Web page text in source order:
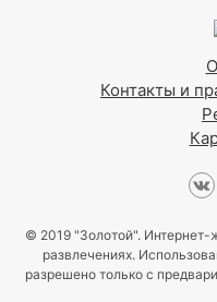
Контакты и
© 2019 "Золотой". Интернет-
развлечениях.
разрешено только с